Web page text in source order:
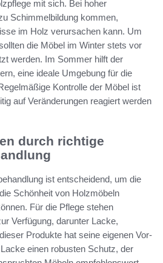
mit sich. Bei hoher
Schimmelbildung kommen,
im Holz verursachen kann. Um
die Möbel im Winter stets vor
werden. Im Sommer hilft der
eine ideale Umgebung für die
Kontrolle der Möbel ist
auf Veränderungen reagiert werden
durch richtige
ist entscheidend, um die
Schönheit von Holzmöbeln
Für die Pflege stehen
Verfügung, darunter Lacke,
Produkte hat seine eigenen Vor-
einen robusten Schutz, der